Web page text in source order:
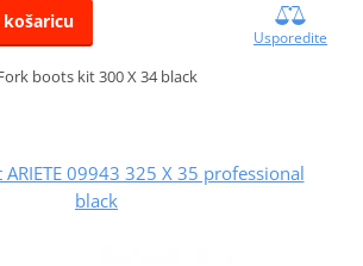
košaricu
Usporedite
boots kit 300 X 34 black
09943 325 X 35 professional
black